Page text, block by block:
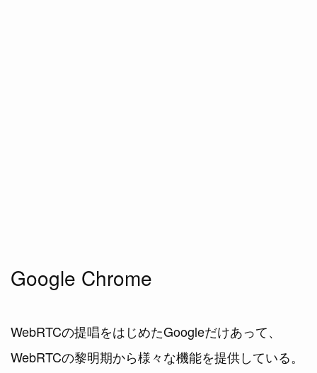
Google Chrome
WebRTCの提唱をはじめたGoogleだけあって、
WebRTCの黎明期から様々な機能を提供している。